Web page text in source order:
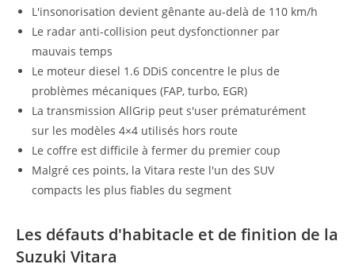
L'insonorisation devient gênante au-delà de 110 km/h
Le radar anti-collision peut dysfonctionner par
mauvais temps
Le moteur diesel 1.6 DDiS concentre le plus de
problèmes mécaniques (FAP, turbo, EGR)
La transmission AllGrip peut s'user prématurément
sur les modèles 4×4 utilisés hors route
Le coffre est difficile à fermer du premier coup
Malgré ces points, la Vitara reste l'un des SUV
compacts les plus fiables du segment
Les défauts d'habitacle et de finition de la
Suzuki Vitara